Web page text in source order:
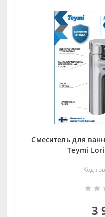
Смеситель для
Teymi
Код
3